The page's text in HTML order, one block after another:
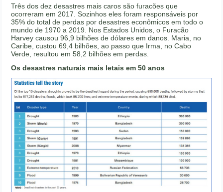
Três dos dez desastres mais caros são furacões que
ocorreram em 2017. Sozinhos eles foram responsáveis ​​por
35% do total de perdas por desastres econômicos em todo o
mundo de 1970 a 2019. Nos Estados Unidos, o Furacão
Harvey causou 96,9 bilhões de dólares em danos. Maria, no
Caribe, custou 69,4 bilhões, ao passo que Irma, no Cabo
Verde, resultou em 58,2 bilhões em perdas.
Os desastres naturais mais letais em 50 anos